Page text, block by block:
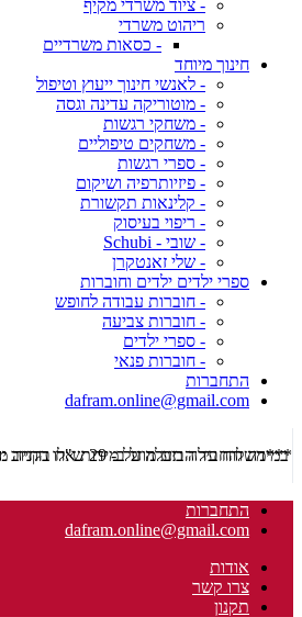
- ציוד משרדי מקיף
ריהוט משרדי
- כסאות משרדיים
חינוך מיוחד
- לאנשי חינוך ייעוץ וטיפול
- מוטוריקה עדינה וגסה
- משחקי רגשות
- משחקים טיפוליים
- ספרי רגשות
- פיזיותרפיה ושיקום
- קלינאות תקשורת
- ריפוי בעיסוק
- שובי - Schubi
- שלי זאנטקרן
ספרי ילדים ילדים וחוברות
- חוברות עבודה לחופש
- חוברות צביעה
- ספרי ילדים
- חוברות פנאי
התחברות
dafram.online@gmail.com
***משלוח עד הבית מוזל ב- 29 ש"ח בקניה מעל 289 ש"ח שליח עד הבית ***
התחברות
dafram.online@gmail.com
אודות
צרו קשר
תקנון